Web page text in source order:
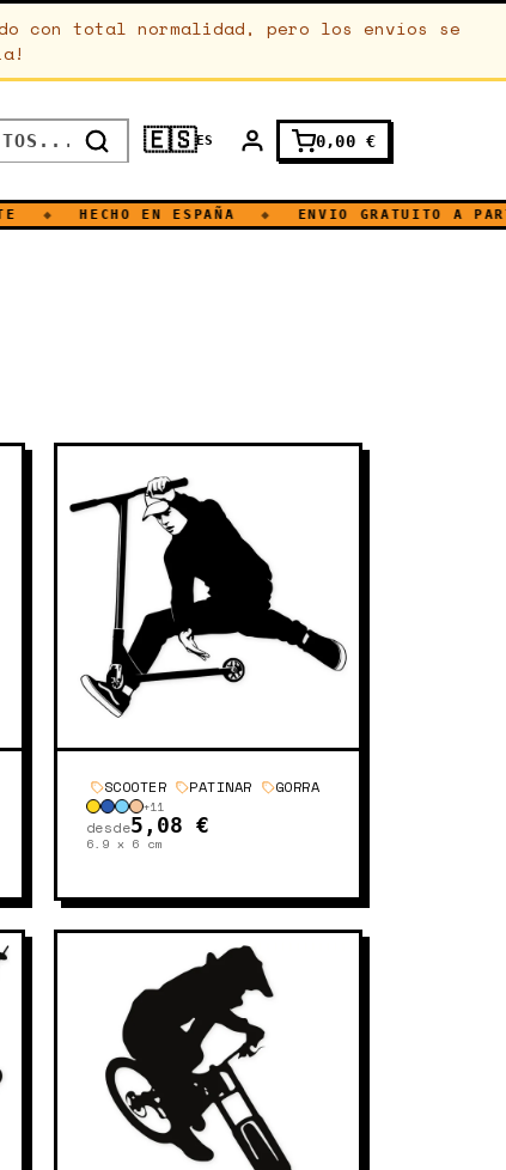
con total normalidad, pero los envíos se
🇪🇸ES 0,00 €
HECHO EN ESPAÑA ◆ ENVIO GRATUITO A PARTIR DE
SCOOTER PATINAR GORRA
+11
desde5,08 €
6.9 x 6 cm